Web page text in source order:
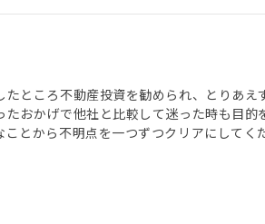
たところ不動産投資を勧められ、とりあ
たおかげで他社と比較して迷った時も目
ことから不明点を一つずつクリアにして